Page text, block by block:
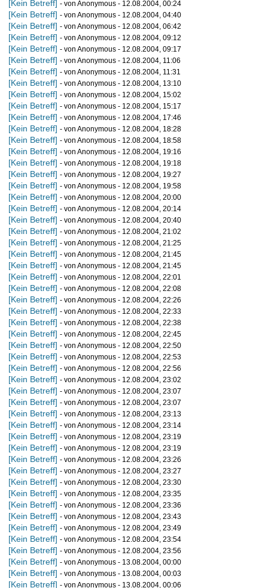
[Kein Betreff] - von Anonymous - 12.08.2004, 00:24
[Kein Betreff] - von Anonymous - 12.08.2004, 04:40
[Kein Betreff] - von Anonymous - 12.08.2004, 06:42
[Kein Betreff] - von Anonymous - 12.08.2004, 09:12
[Kein Betreff] - von Anonymous - 12.08.2004, 09:17
[Kein Betreff] - von Anonymous - 12.08.2004, 11:06
[Kein Betreff] - von Anonymous - 12.08.2004, 11:31
[Kein Betreff] - von Anonymous - 12.08.2004, 13:10
[Kein Betreff] - von Anonymous - 12.08.2004, 15:02
[Kein Betreff] - von Anonymous - 12.08.2004, 15:17
[Kein Betreff] - von Anonymous - 12.08.2004, 17:46
[Kein Betreff] - von Anonymous - 12.08.2004, 18:28
[Kein Betreff] - von Anonymous - 12.08.2004, 18:58
[Kein Betreff] - von Anonymous - 12.08.2004, 19:16
[Kein Betreff] - von Anonymous - 12.08.2004, 19:18
[Kein Betreff] - von Anonymous - 12.08.2004, 19:27
[Kein Betreff] - von Anonymous - 12.08.2004, 19:58
[Kein Betreff] - von Anonymous - 12.08.2004, 20:00
[Kein Betreff] - von Anonymous - 12.08.2004, 20:14
[Kein Betreff] - von Anonymous - 12.08.2004, 20:40
[Kein Betreff] - von Anonymous - 12.08.2004, 21:02
[Kein Betreff] - von Anonymous - 12.08.2004, 21:25
[Kein Betreff] - von Anonymous - 12.08.2004, 21:45
[Kein Betreff] - von Anonymous - 12.08.2004, 21:45
[Kein Betreff] - von Anonymous - 12.08.2004, 22:01
[Kein Betreff] - von Anonymous - 12.08.2004, 22:08
[Kein Betreff] - von Anonymous - 12.08.2004, 22:26
[Kein Betreff] - von Anonymous - 12.08.2004, 22:33
[Kein Betreff] - von Anonymous - 12.08.2004, 22:38
[Kein Betreff] - von Anonymous - 12.08.2004, 22:45
[Kein Betreff] - von Anonymous - 12.08.2004, 22:50
[Kein Betreff] - von Anonymous - 12.08.2004, 22:53
[Kein Betreff] - von Anonymous - 12.08.2004, 22:56
[Kein Betreff] - von Anonymous - 12.08.2004, 23:02
[Kein Betreff] - von Anonymous - 12.08.2004, 23:07
[Kein Betreff] - von Anonymous - 12.08.2004, 23:07
[Kein Betreff] - von Anonymous - 12.08.2004, 23:13
[Kein Betreff] - von Anonymous - 12.08.2004, 23:14
[Kein Betreff] - von Anonymous - 12.08.2004, 23:19
[Kein Betreff] - von Anonymous - 12.08.2004, 23:19
[Kein Betreff] - von Anonymous - 12.08.2004, 23:26
[Kein Betreff] - von Anonymous - 12.08.2004, 23:27
[Kein Betreff] - von Anonymous - 12.08.2004, 23:30
[Kein Betreff] - von Anonymous - 12.08.2004, 23:35
[Kein Betreff] - von Anonymous - 12.08.2004, 23:36
[Kein Betreff] - von Anonymous - 12.08.2004, 23:43
[Kein Betreff] - von Anonymous - 12.08.2004, 23:49
[Kein Betreff] - von Anonymous - 12.08.2004, 23:54
[Kein Betreff] - von Anonymous - 12.08.2004, 23:56
[Kein Betreff] - von Anonymous - 13.08.2004, 00:00
[Kein Betreff] - von Anonymous - 13.08.2004, 00:03
[Kein Betreff] - von Anonymous - 13.08.2004, 00:06